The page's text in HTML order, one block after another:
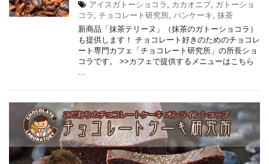
アイスガトーショコラ
カカオニブ ガトーショ
コラ
チョコレート研究所 パンケーキ 抹茶
新商品「抹茶テリーヌ」（抹茶のガトーショコラ）
も提供します！ チョコレート好きのためのチョコレ
ート専門カフェ「チョコレート研究所」の所長ショ
コラです。 >>カフェで提供するメニューはこちら